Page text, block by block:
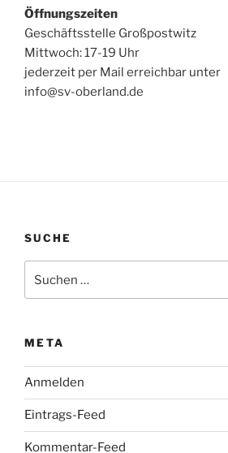
Öffnungszeiten
Geschäftsstelle Großpostwitz
Mittwoch: 17-19 Uhr
jederzeit per Mail erreichbar unter
info@sv-oberland.de
SUCHE
nach:
META
Anmelden
Eintrags-Feed
Kommentar-Feed